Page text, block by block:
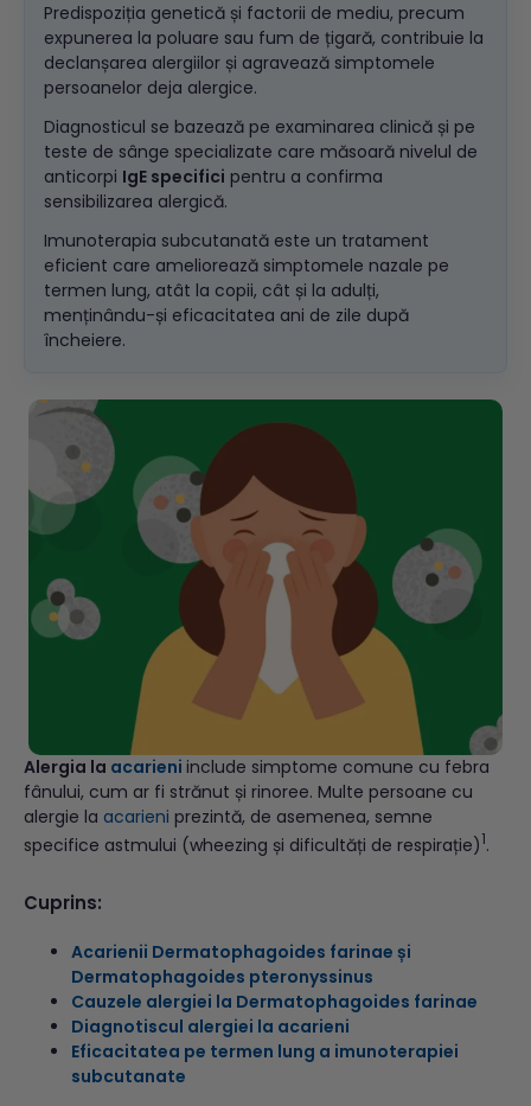
Predispoziția genetică și factorii de mediu, precum
expunerea la poluare sau fum de țigară, contribuie la
declanșarea alergiilor și agravează simptomele
persoanelor deja alergice.
Diagnosticul se bazează pe examinarea clinică și pe
teste de sânge specializate care măsoară nivelul de
anticorpi IgE specifici pentru a confirma
sensibilizarea alergică.
Imunoterapia subcutanată este un tratament
eficient care ameliorează simptomele nazale pe
termen lung, atât la copii, cât și la adulți,
menținându-și eficacitatea ani de zile după
încheiere.
Alergia la acarieni include simptome comune cu febra
fânului, cum ar fi strănut și rinoree. Multe persoane cu
alergie la acarieni prezintă, de asemenea, semne
specifice astmului (wheezing și dificultăți de respirație)1.
Cuprins:
Acarienii Dermatophagoides farinae și
Dermatophagoides pteronyssinus
Cauzele alergiei la Dermatophagoides farinae
Diagnotiscul alergiei la acarieni
Eficacitatea pe termen lung a imunoterapiei
subcutanate